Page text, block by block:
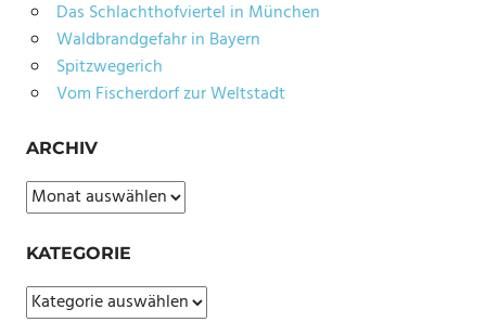
Das Schlachthofviertel in München
Waldbrandgefahr in Bayern
Spitzwegerich
Vom Fischerdorf zur Weltstadt
ARCHIV
Archiv
KATEGORIE
Kategorie